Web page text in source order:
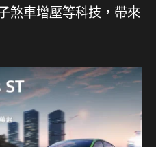
煞車增壓等科技，帶來